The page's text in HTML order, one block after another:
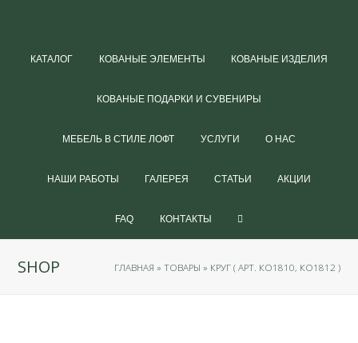
КАТАЛОГ КОВАНЫЕ ЭЛЕМЕНТЫ КОВАНЫЕ ИЗДЕЛИЯ
КОВАНЫЕ ПОДАРКИ И СУВЕНИРЫ
МЕБЕЛЬ В СТИЛЕ ЛОФТ УСЛУГИ О НАС
НАШИ РАБОТЫ ГАЛЕРЕЯ СТАТЬИ АКЦИИ
FAQ КОНТАКТЫ
SHOP ГЛАВНАЯ » ТОВАРЫ » КРУГ ( АРТ. КО1810, КО1812 )